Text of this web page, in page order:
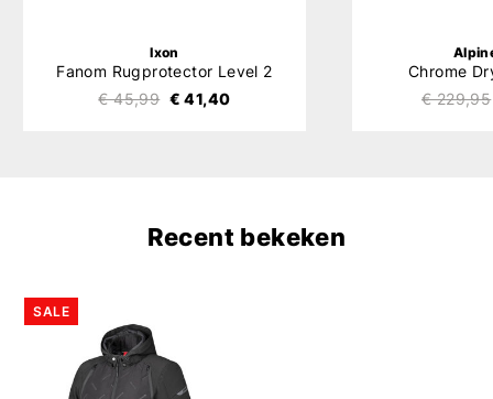
Ixon
Fanom Rugprotector Level 2
€ 45,99 € 41,40
Chrome
€ 229,95
Recent bekeken
SALE